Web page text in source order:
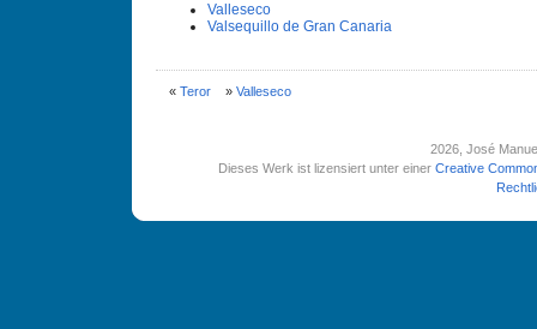
Valleseco
Valsequillo de Gran Canaria
« Teror» Valleseco
2026 , José
Dieses Werk ist lizensiert unter einer Creative